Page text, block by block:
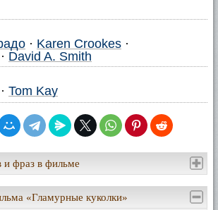
· Karen Crookes ·
· David A. Smith
· Tom Kay
и фраз в фильме
«Гламурные куколки»